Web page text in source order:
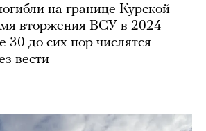
на границе Курской
вторжения ВСУ в 2024
30 до сих пор числятся
вести